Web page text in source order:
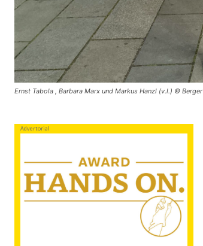
Ernst Tabola , Barbara Marx und Markus Hanzl (v.l.) © Berger
Advertorial